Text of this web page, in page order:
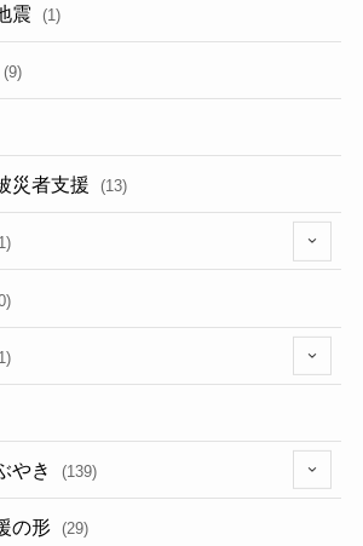
震 (1)
(9)
災者支援 (13)
やき (139)
の形 (29)